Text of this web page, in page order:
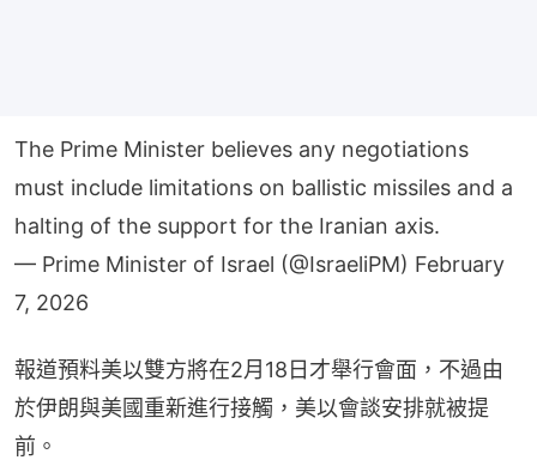
The Prime Minister believes any negotiations
must include limitations on ballistic missiles and a
halting of the support for the Iranian axis.
— Prime Minister of Israel (@IsraeliPM) February
7, 2026
報道預料美以雙方將在2月18日才舉行會面，不過由
於伊朗與美國重新進行接觸，美以會談安排就被提
前。